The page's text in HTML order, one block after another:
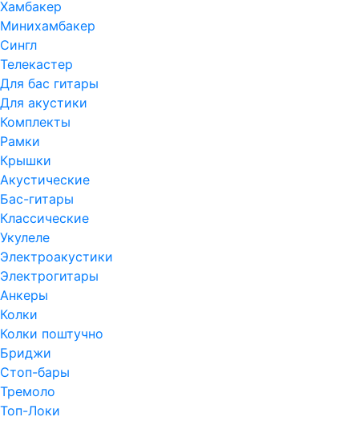
Хамбакер
Минихамбакер
Сингл
Телекастер
Для бас гитары
Для акустики
Комплекты
Рамки
Крышки
Акустические
Бас-гитары
Классические
Укулеле
Электроакустики
Электрогитары
Анкеры
Колки
Колки поштучно
Бриджи
Стоп-бары
Тремоло
Топ-Локи